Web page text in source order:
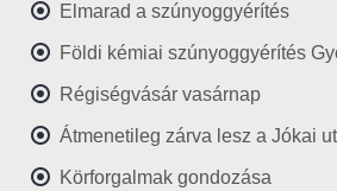
Elmarad a szúnyoggyérítés
Földi kémiai szúnyoggyérítés
Régiségvásár vasárnap
Átmenetileg zárva lesz a Jókai
Körforgalmak gondozása